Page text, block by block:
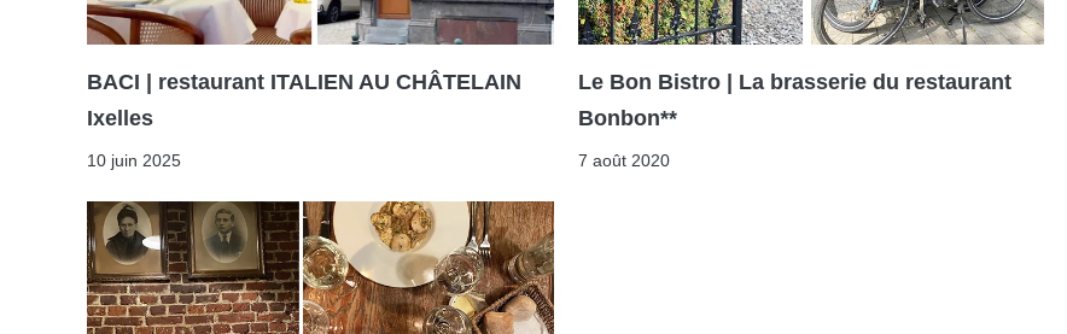
BACI | restaurant ITALIEN AU CHÂTELAIN
Ixelles
10 juin 2025
Le Bon Bistro | La brasserie du restaurant
Bonbon**
7 août 2020